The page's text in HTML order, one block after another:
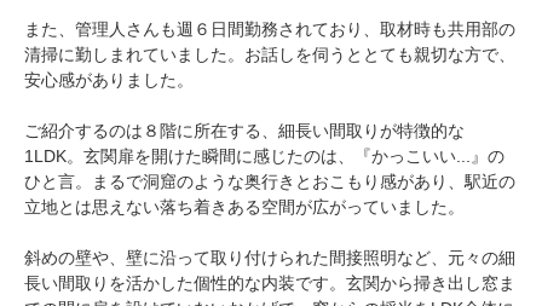
また、管理人さんも週６日間勤務されており、取材時も共用部の
清掃に勤しまれていました。お話しを伺うととても親切な方で、
安心感がありました。
ご紹介するのは８階に所在する、細長い間取りが特徴的な
1LDK。玄関扉を開けた瞬間に感じたのは、『かっこいい...』の
ひと言。まるで洞窟のような奥行きとおこもり感があり、駅近の
立地とは思えない落ち着きある空間が広がっていました。
斜めの壁や、壁に沿って取り付けられた間接照明など、元々の細
長い間取りを活かした個性的な内装です。玄関から掃き出し窓ま